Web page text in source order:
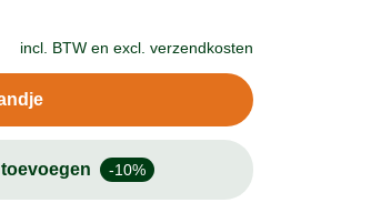
incl. BTW en excl. verzendkosten
-10%